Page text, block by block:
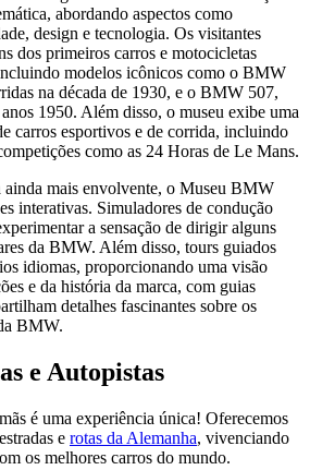
abordando aspectos como
design e tecnologia. Os visitantes
dos primeiros carros e motocicletas
modelos icônicos como o BMW
na década de 1930, e o BMW 507,
1950. Além disso, o museu exibe uma
carros esportivos e de corrida, incluindo
como as 24 Horas de Le Mans.
ainda mais envolvente, o Museu BMW
interativas. Simuladores de condução
a sensação de dirigir alguns
da BMW. Além disso, tours guiados
idiomas, proporcionando uma visão
e da história da marca, com guias
detalhes fascinantes sobre os
BMW.
e Autopistas
é uma experiência única! Oferecemos
e rotas da Alemanha, vivenciando
os melhores carros do mundo.